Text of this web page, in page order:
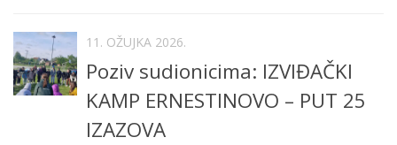
11. OŽUJKA 2026.
Poziv sudionicima: IZVIĐAČKI
KAMP ERNESTINOVO – PUT 25
IZAZOVA